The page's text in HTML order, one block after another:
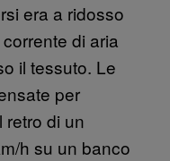
era a ridosso
di aria
il tessuto. Le
per
retro di un
h su un banco